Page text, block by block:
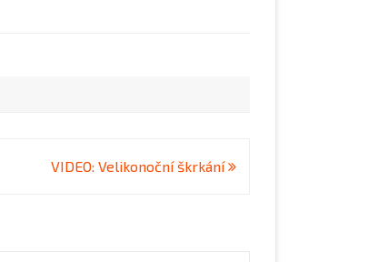
VIDEO: Velikonoční škrkání